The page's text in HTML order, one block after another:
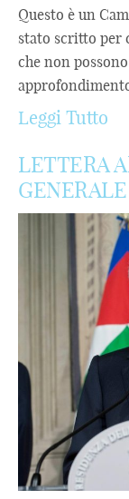
Questo è un
stato scritto per
che non
Leggi Tutto
LETTERA